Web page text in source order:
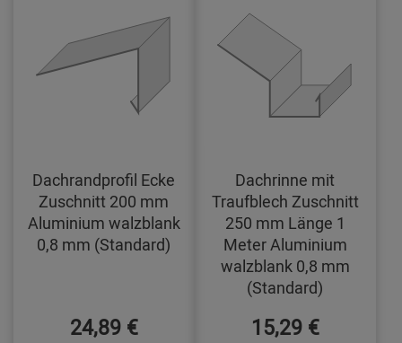
Dachrandprofil Ecke
Zuschnitt 200 mm
Aluminium walzblank
0,8 mm (Standard)
24,89 €
Dachrinne mit
Traufblech Zuschnitt
250 mm Länge 1
Meter Aluminium
walzblank 0,8 mm
(Standard)
15,29 €